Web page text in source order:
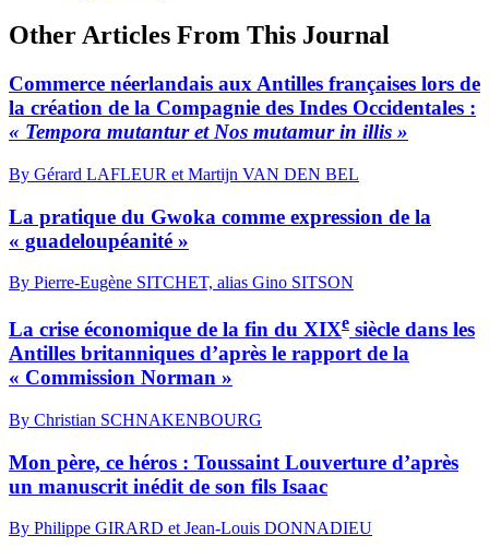
Other Articles From This Journal
Commerce néerlandais aux Antilles françaises lors de
la création de la Compagnie des Indes Occidentales :
« Tempora mutantur et Nos mutamur in illis »
By Gérard LAFLEUR et Martijn VAN DEN BEL
La pratique du Gwoka comme expression de la
« guadeloupéanité »
By Pierre-Eugène SITCHET, alias Gino SITSON
La crise économique de la fin du XIXe siècle dans les
Antilles britanniques d’après le rapport de la
« Commission Norman »
By Christian SCHNAKENBOURG
Mon père, ce héros : Toussaint Louverture d’après
un manuscrit inédit de son fils Isaac
By Philippe GIRARD et Jean-Louis DONNADIEU